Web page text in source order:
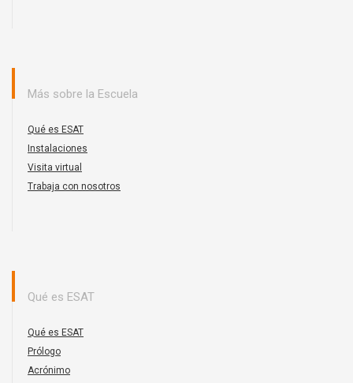
Más sobre la Escuela
Qué es ESAT
Instalaciones
Visita virtual
Trabaja con nosotros
Qué es ESAT
Qué es ESAT
Prólogo
Acrónimo